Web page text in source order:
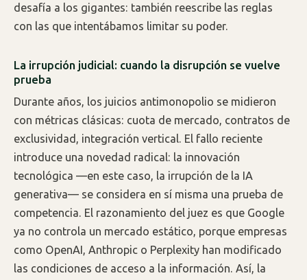
desafía a los gigantes: también reescribe las reglas
con las que intentábamos limitar su poder.
La irrupción judicial: cuando la disrupción se vuelve
prueba
Durante años, los juicios antimonopolio se midieron
con métricas clásicas: cuota de mercado, contratos de
exclusividad, integración vertical. El fallo reciente
introduce una novedad radical: la innovación
tecnológica —en este caso, la irrupción de la IA
generativa— se considera en sí misma una prueba de
competencia. El razonamiento del juez es que Google
ya no controla un mercado estático, porque empresas
como OpenAI, Anthropic o Perplexity han modificado
las condiciones de acceso a la información. Así, la